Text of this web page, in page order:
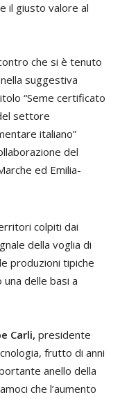
il giusto valore al
che si è tenuto
suggestiva
“Seme certificato
settore
italiano”
del
ed Emilia-
colpiti dai
della voglia di
produzioni tipiche
delle basi a
Carli, presidente
frutto di anni
anello della
che l’aumento